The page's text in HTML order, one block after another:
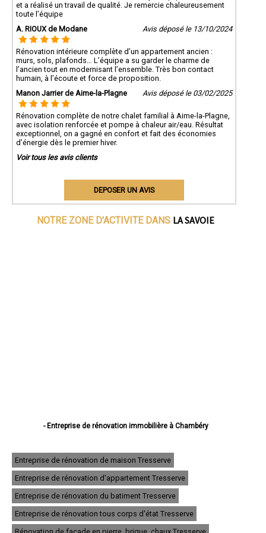
et a réalisé un travail de qualité. Je remercie chaleureusement
toute l’équipe
A. RIOUX de Modane
Avis déposé le 13/10/2024
Rénovation intérieure complète d’un appartement ancien :
murs, sols, plafonds… L’équipe a su garder le charme de
l’ancien tout en modernisant l’ensemble. Très bon contact
humain, à l’écoute et force de proposition.
Manon Jarrier de Aime-la-Plagne
Avis déposé le 03/02/2025
Rénovation complète de notre chalet familial à Aime-la-Plagne,
avec isolation renforcée et pompe à chaleur air/eau. Résultat
exceptionnel, on a gagné en confort et fait des économies
d’énergie dès le premier hiver.
Voir tous les avis clients
DEPOSER UN AVIS
NOTRE ZONE D'ACTIVITE DANS LA SAVOIE
- Entreprise de rénovation immobilière à Chambéry
- Entreprise de rénovation immobilière à La Motte-Servolex
- Entreprise de rénovation immobilière à Saint-Jean-de-Maurienne
- Entreprise de rénovation immobilière à Bourg-Saint-Maurice
- Entreprise de rénovation immobilière à La Ravoire
- Entreprise de rénovation immobilière à Ugine
- Entreprise de rénovation immobilière à Cognin
- Entreprise de rénovation immobilière à Saint-Alban-Leysse
Entreprise de rénovation de maison Tresserve
Entreprise de rénovation d'appartement Tresserve
Entreprise de rénovation du batiment Tresserve
Entreprise de rénovation tous corps d'état Tresserve